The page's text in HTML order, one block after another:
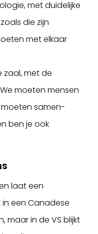
met duidelijke
die zijn
met elkaar
zaal, met de
moeten mensen
samen-
ben je ook
laat een
in een Canadese
maar in de VS blijkt